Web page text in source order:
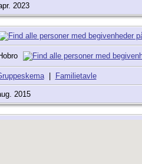
2023
| Familietavle
2015